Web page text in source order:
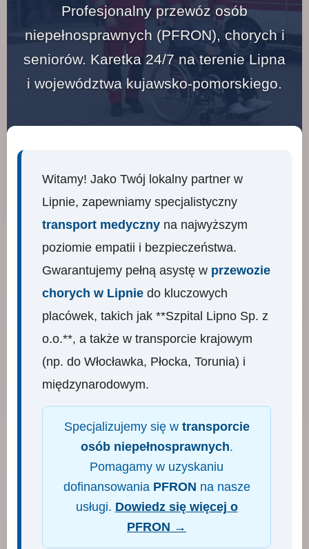
Profesjonalny przewóz osób
niepełnosprawnych (PFRON), chorych i
seniorów. Karetka 24/7 na terenie Lipna
i województwa kujawsko-pomorskiego.
Witamy! Jako Twój lokalny partner w
Lipnie, zapewniamy specjalistyczny
transport medyczny na najwyższym
poziomie empatii i bezpieczeństwa.
Gwarantujemy pełną asystę w przewozie
chorych w Lipnie do kluczowych
placówek, takich jak **Szpital Lipno Sp. z
o.o.**, a także w transporcie krajowym
(np. do Włocławka, Płocka, Torunia) i
międzynarodowym.
Specjalizujemy się w transporcie
osób niepełnosprawnych.
Pomagamy w uzyskaniu
dofinansowania PFRON na nasze
usługi. Dowiedz się więcej o
PFRON →